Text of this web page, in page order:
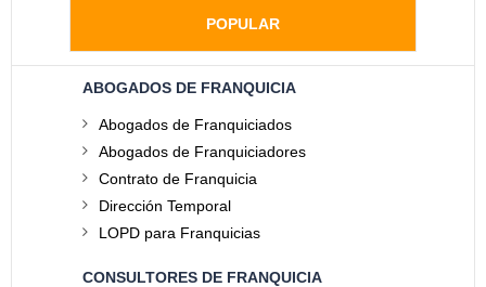
POPULAR
ABOGADOS DE FRANQUICIA
Abogados de Franquiciados
Abogados de Franquiciadores
Contrato de Franquicia
Dirección Temporal
LOPD para Franquicias
CONSULTORES DE FRANQUICIA